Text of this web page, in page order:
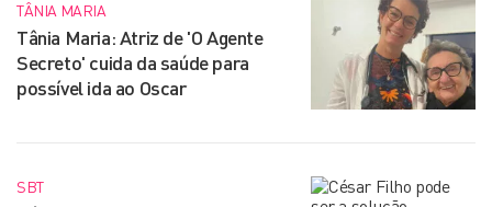
TÂNIA MARIA
Tânia Maria: Atriz de 'O Agente
Secreto' cuida da saúde para
possível ida ao Oscar
SBT